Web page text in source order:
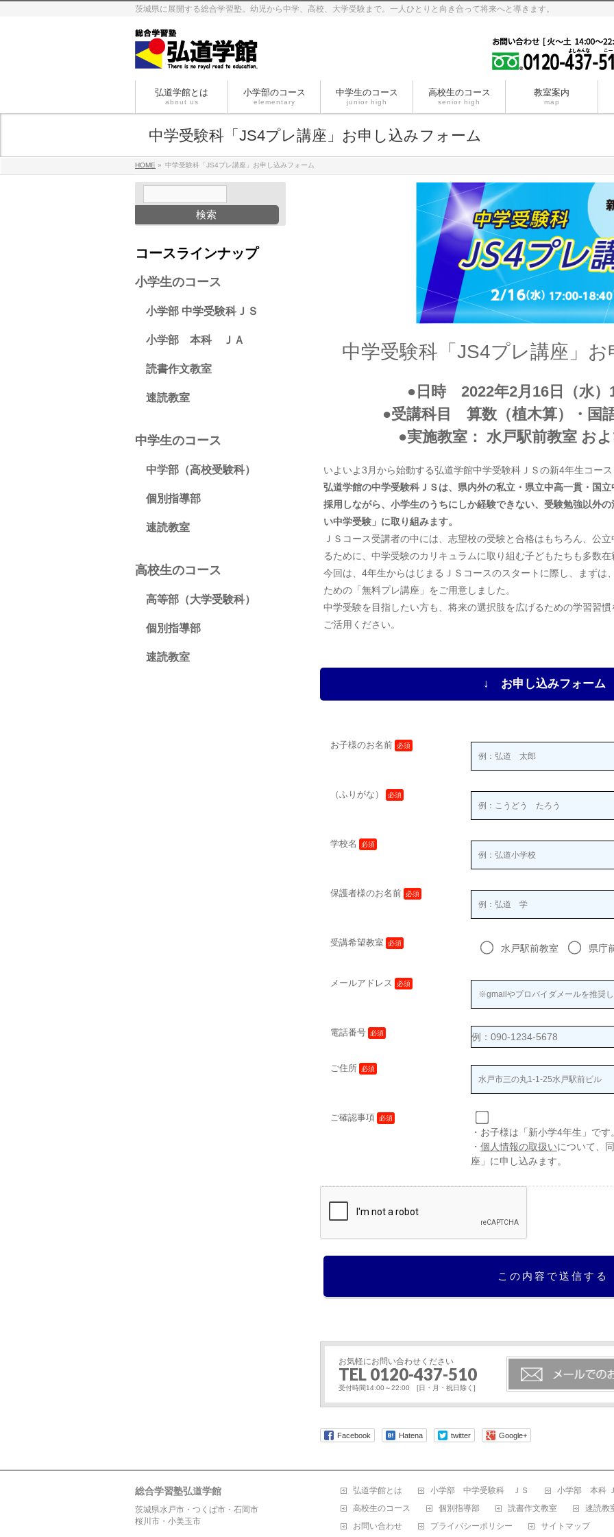
茨城県に展開する総合学習塾。幼児から中学、高校、大学受験まで。一人ひとりと向き合って将来へと導きます。
弘道学館とは
about us
小学部のコース
elementary
中学生のコース
junior high
高校生のコース
senior high
教室案内
map
中学受験科「JS4プレ講座」お申し込みフォーム
HOME » 中学受験科「JS4プレ講座」お申し込みフォーム
中学受験科「JS4プレ講座」
●日時 2022年2月16日（水）
●受講科目 算数（植木算）・国
●実施教室： 水戸駅前教室 お
いよいよ3月から始動する弘道学館中学受験科ＪＳの新4年生コー
弘道学館の中学受験科ＪＳは、県内外の私立・県立中高一貫・国
採用しながら、小学生のうちにしか経験できない、受験勉強以外
い中学受験」に取り組みます。
ＪＳコース受講者の中には、志望校の受験と合格はもちろん、公
るために、中学受験のカリキュラムに取り組む子どもたちも多数
今回は、4年生からはじまるＪＳコースのスタートに際し、まずは
ための「無料プレ講座」をご用意しました。
中学受験を目指したい方も、将来の選択肢を広げるための学習習
ご活用ください。
↓ お申し込みフォー
お子様のお名前 必須
（ふりがな） 必須
学校名 必須
保護者様のお名前 必須
受講希望教室 必須 水戸駅前教室 県庁
メールアドレス 必須
電話番号 必須
ご住所 必須
ご確認事項 必須
・お子様は「新小学4年生」です
・ 個人情報の取扱いについて、
座」に申し込みます。
お気軽にお問い合わせください
TEL 0120-437-510
受付時間14:00～22:00 [日・月・祝日除く]
Facebook Hatena twitter Google+
コースラインナップ
小学生のコース
小学部 中学受験科ＪＳ
小学部 本科 ＪＡ
読書作文教室
速読教室
中学生のコース
中学部（高校受験科）
個別指導部
速読教室
高校生のコース
高等部（大学受験科）
個別指導部
速読教室
総合学習塾弘道学館
茨城県水戸市・つくば市・石岡市
桜川市・小美玉市
弘道学館とは 小学部 中学受験科 ＪＳ
小学部 本科
高校生のコース
個別指導部 読書作文教室
速読教
お問い合わせ
プライバシーポリシー サイトマップ